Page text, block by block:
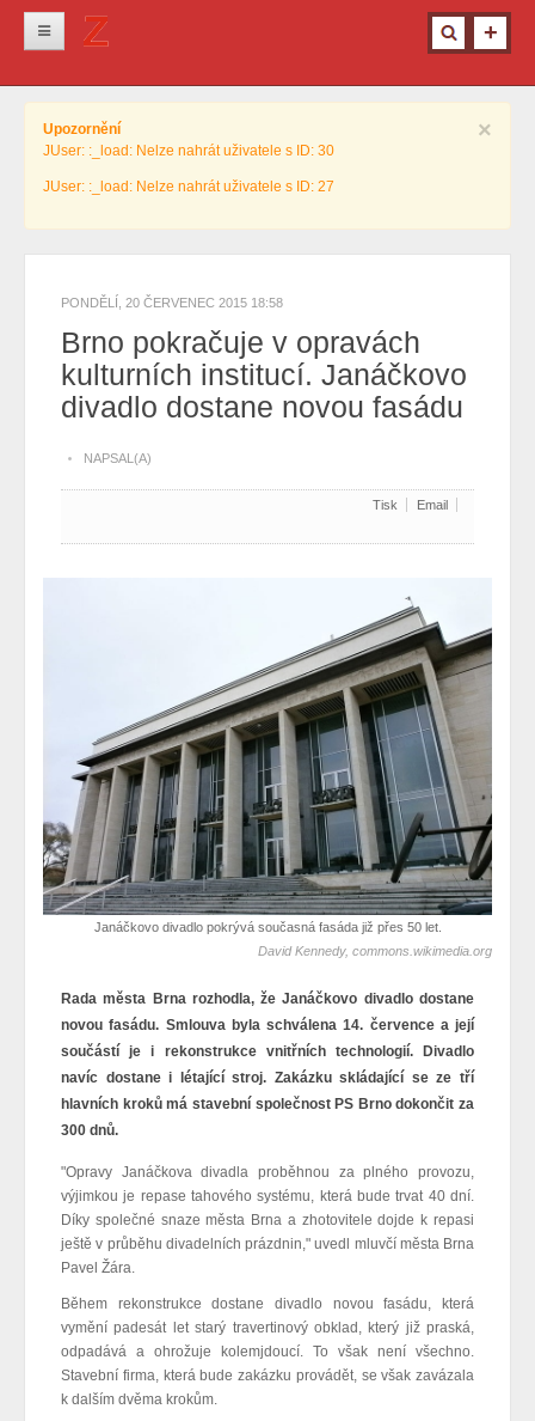
Krimi
Kultura
Ostatní
×
Upozornění
JUser: :_load: Nelze nahrát uživatele s ID: 30
JUser: :_load: Nelze nahrát uživatele s ID: 27
PONDĚLÍ, 20 ČERVENEC 2015 18:58
Brno pokračuje v opravách
kulturních institucí. Janáčkovo
divadlo dostane novou fasádu
NAPSAL(A)
Tisk Email
Janáčkovo divadlo pokrývá současná fasáda již přes 50 let.
David Kennedy, commons.wikimedia.org
Rada města Brna rozhodla, že Janáčkovo divadlo dostane
novou fasádu. Smlouva byla schválena 14. července a její
součástí je i rekonstrukce vnitřních technologií. Divadlo
navíc dostane i létající stroj. Zakázku skládající se ze tří
hlavních kroků má stavební společnost PS Brno dokončit za
300 dnů.
"Opravy Janáčkova divadla proběhnou za plného provozu,
výjimkou je repase tahového systému, která bude trvat 40 dní.
Díky společné snaze města Brna a zhotovitele dojde k repasi
ještě v průběhu divadelních prázdnin," uvedl mluvčí města Brna
Pavel Žára.
Během rekonstrukce dostane divadlo novou fasádu, která
vymění padesát let starý travertinový obklad, který již praská,
odpadává a ohrožuje kolemjdoucí. To však není všechno.
Stavební firma, která bude zakázku provádět, se však zavázala
k dalším dvěma krokům.